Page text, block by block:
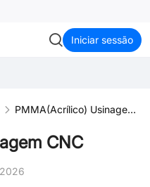
Iniciar sessão
PMMA(Acrílico) Usinagem CNC
CNC